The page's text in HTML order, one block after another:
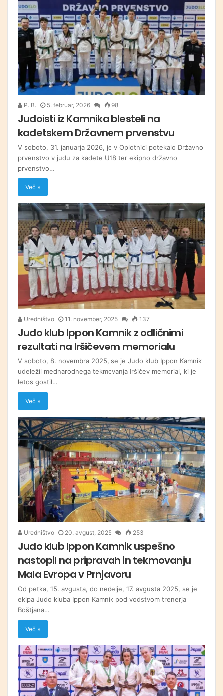
P. B. 5. februar, 2026 98
Judoisti iz Kamnika blesteli na
kadetskem Državnem prvenstvu
V soboto, 31. januarja 2026, je v Oplotnici potekalo Državno
prvenstvo v judu za kadete U18 ter ekipno državno
prvenstvo…
Več »
Uredništvo 11. november, 2025 137
Judo klub Ippon Kamnik z odličnimi
rezultati na Iršičevem memorialu
V soboto, 8. novembra 2025, se je Judo klub Ippon Kamnik
udeležil mednarodnega tekmovanja Iršičev memorial, ki je
letos gostil…
Več »
Uredništvo 20. avgust, 2025 253
Judo klub Ippon Kamnik uspešno
nastopil na pripravah in tekmovanju
Mala Evropa v Prnjavoru
Od petka, 15. avgusta, do nedelje, 17. avgusta 2025, se je
ekipa Judo kluba Ippon Kamnik pod vodstvom trenerja
Boštjana…
Več »